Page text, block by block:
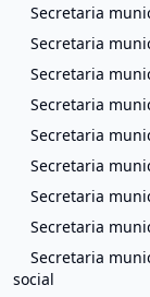
Secretaria
Secretaria
Secretaria
Secretaria
Secretaria
Secretaria
Secretaria
Secretaria
Secretaria
social